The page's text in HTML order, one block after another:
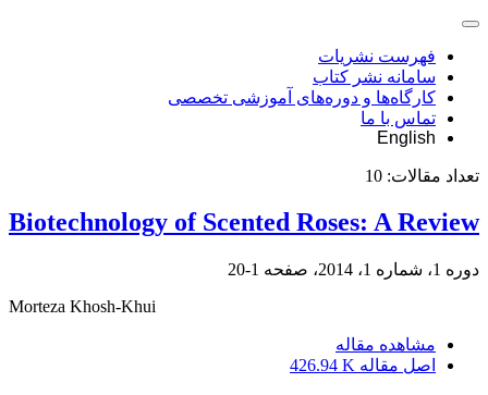
فهرست نشریات
سامانه نشر کتاب
کارگاه‌ها و دوره‌های آموزشی تخصصی
تماس با ما
English
تعداد مقالات: 10
Biotechnology of Scented Roses: A Review
دوره 1، شماره 1، 2014، صفحه
1-20
Morteza Khosh-Khui
مشاهده مقاله
اصل مقاله 426.94 K